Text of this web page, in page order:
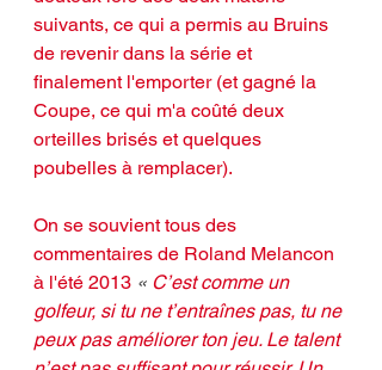
suivants, ce qui a permis au Bruins
de revenir dans la série et
finalement l'emporter (et gagné la
Coupe, ce qui m'a coûté deux
orteilles brisés et quelques
poubelles à remplacer).
On se souvient tous des
commentaires de Roland Melancon
à l'été 2013 « C’est comme un
golfeur, si tu ne t’entraînes pas, tu ne
peux pas améliorer ton jeu. Le talent